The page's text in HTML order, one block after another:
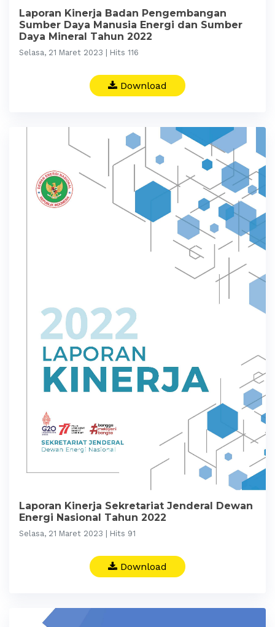
Laporan Kinerja Badan Pengembangan
Sumber Daya Manusia Energi dan Sumber
Daya Mineral Tahun 2022
Selasa, 21 Maret 2023 | Hits 116
Download
Laporan Kinerja Sekretariat Jenderal Dewan
Energi Nasional Tahun 2022
Selasa, 21 Maret 2023 | Hits 91
Download